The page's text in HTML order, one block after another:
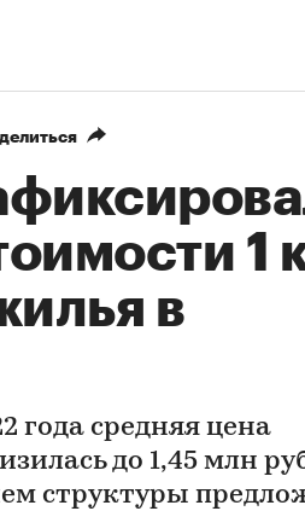
1
в
года средняя цена
до 1,45 млн
структуры